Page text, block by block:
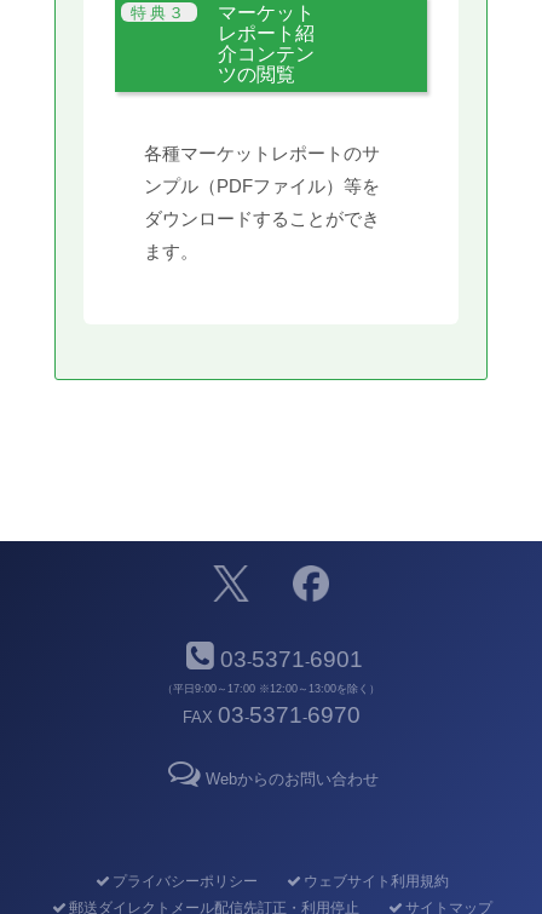
マーケット
レポート紹
介コンテン
ツの閲覧
各種マーケットレポートのサ
ンプル（PDFファイル）等を
ダウンロードすることができ
ます。
03-5371-6901
（平日9:00～17:00 ※12:00～13:00を除く）
FAX 03-5371-6970
Webからのお問い合わせ
プライバシーポリシー
ウェブサイト利用規約
郵送ダイレクトメール配信先訂正・利用停止
サイトマップ